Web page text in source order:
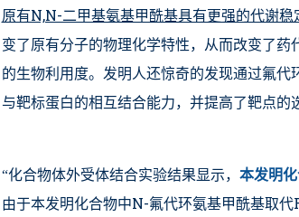
原有N,N-二甲基氨基甲酰基具有更强的代谢
变了原有分子的物理化学特性，从而改变了
的生物利用度。发明人还惊奇的发现通过氟
与靶标蛋白的相互结合能力，并提高了靶点的
“化合物体外受体结合实验结果显示， 本发明
由于本发明化合物中N-氟代环氨基甲酰基取